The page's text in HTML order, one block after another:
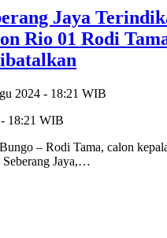
Jaya
Rio 01 Rodi
2024 - 18:21 WIB
18:21 WIB
– Rodi Tama, calon
Seberang Jaya,…